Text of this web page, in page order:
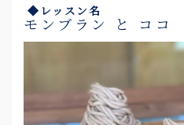
◆レッスン名
モンブラン と ココ